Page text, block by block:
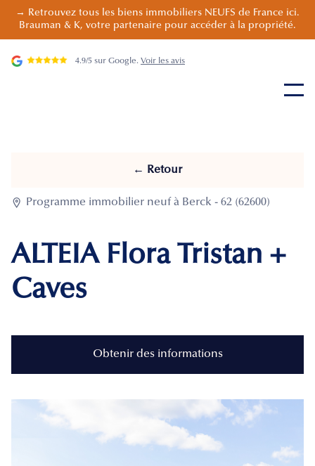
→ Retrouvez tous les biens immobiliers NEUFS de France ici.
Brauman & K, votre partenaire pour accéder à la propriété.
4.9/5 sur Google. Voir les avis
← Retour
 Programme immobilier neuf à Berck - 62 (62600)
ALTEIA Flora Tristan +
Caves
Obtenir des informations